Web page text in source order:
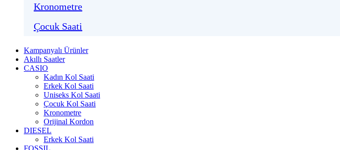
Kronometre
Çocuk Saati
Kampanyalı Ürünler
Akıllı Saatler
CASIO
Kadın Kol Saati
Erkek Kol Saati
Uniseks Kol Saati
Çocuk Kol Saati
Kronometre
Orijinal Kordon
DIESEL
Erkek Kol Saati
FOSSIL